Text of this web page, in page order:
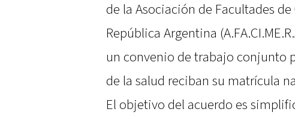
de la Asociación de Facultades
República Argentina
un convenio de trabajo conjunto
de la salud reciban su matrícula
El objetivo del acuerdo es